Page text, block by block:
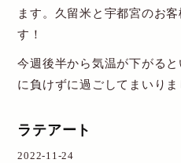
ます。久留米と宇都宮のお
す！
今週後半から気温が下がる
に負けずに過ごしてまいりま
ラテアート
2022-11-24